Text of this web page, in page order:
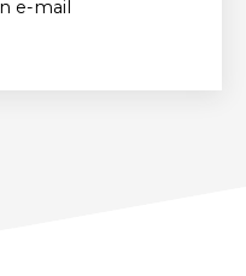
e-mail